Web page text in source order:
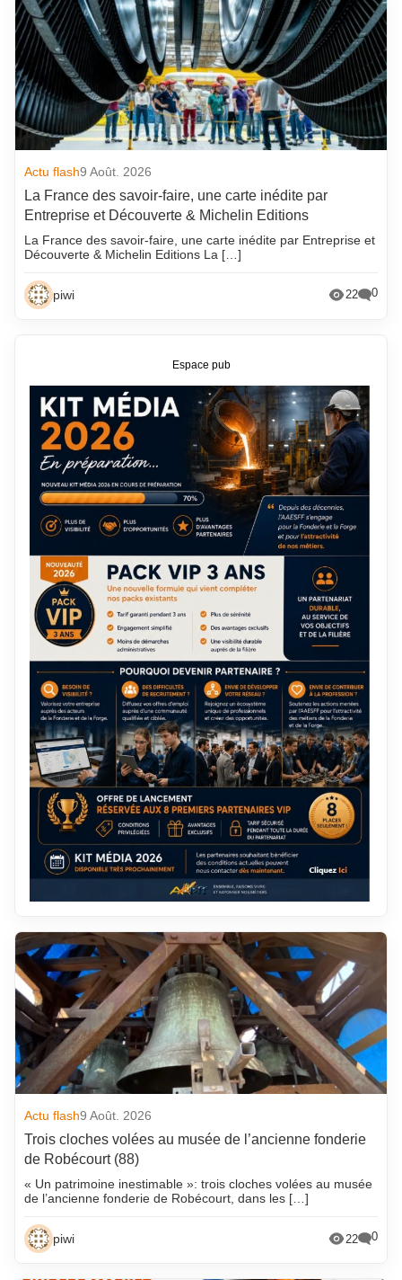
Actu flash9 Août. 2026
La France des savoir-faire, une carte inédite par
Entreprise et Découverte & Michelin Editions
La France des savoir-faire, une carte inédite par Entreprise et
Découverte & Michelin Editions La […]
piwi 22 0
Actu flash9 Août. 2026
Trois cloches volées au musée de l’ancienne fonderie
de Robécourt (88)
« Un patrimoine inestimable »: trois cloches volées au musée
de l’ancienne fonderie de Robécourt, dans les […]
piwi 22 0
Espace pub